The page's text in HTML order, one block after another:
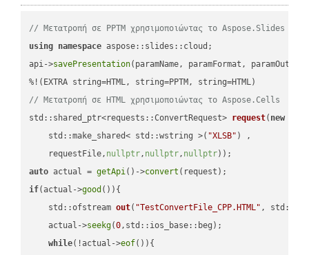
// Μετατροπή σε PPTM χρησιμοποιώντας το Aspose.Slides
using namespace aspose::slides::cloud;
api->savePresentation(paramName, paramFormat,
// Μετατροπή σε HTML χρησιμοποιώντας το Aspose.Cells
std::shared_ptr<requests::ConvertRequest> request( new
    std::make_shared< std::wstring >(
"XLSB" ) ,
    requestFile,
nullptr, nullptr, nullptr))
auto actual = getApi()->convert
if(actual->good ()){
std::ofstream out( "TestConvertFile_CPP.HTML" ,
    actual->
seekg(0,std::ios_base::beg);
while(!actual->eof()){